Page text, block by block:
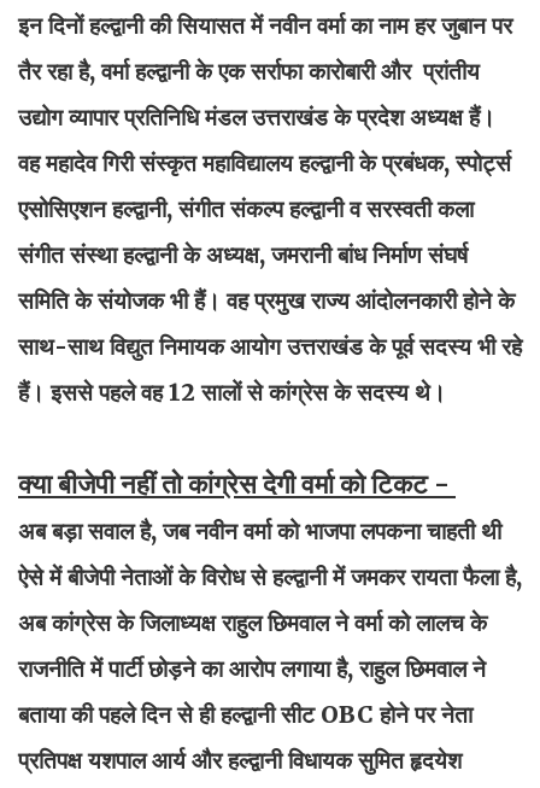
इन दिनों हल्द्वानी की सियासत में नवीन वर्मा का नाम हर जुबान पर
तैर रहा है, वर्मा हल्द्वानी के एक सर्राफा कारोबारी और प्रांतीय
उद्योग व्यापार प्रतिनिधि मंडल उत्तराखंड के प्रदेश अध्यक्ष हैं।
वह महादेव गिरी संस्कृत महाविद्यालय हल्द्वानी के प्रबंधक, स्पोर्ट्स
एसोसिएशन हल्द्वानी, संगीत संकल्प हल्द्वानी व सरस्वती कला
संगीत संस्था हल्द्वानी के अध्यक्ष, जमरानी बांध निर्माण संघर्ष
समिति के संयोजक भी हैं। वह प्रमुख राज्य आंदोलनकारी होने के
साथ-साथ विद्युत निमायक आयोग उत्तराखंड के पूर्व सदस्य भी रहे
हैं। इससे पहले वह 12 सालों से कांग्रेस के सदस्य थे।
क्या बीजेपी नहीं तो कांग्रेस देगी वर्मा को टिकट -
अब बड़ा सवाल है, जब नवीन वर्मा को भाजपा लपकना चाहती थी
ऐसे में बीजेपी नेताओं के विरोध से हल्द्वानी में जमकर रायता फैला है,
अब कांग्रेस के जिलाध्यक्ष राहुल छिमवाल ने वर्मा को लालच के
राजनीति में पार्टी छोड़ने का आरोप लगाया है, राहुल छिमवाल ने
बताया की पहले दिन से ही हल्द्वानी सीट OBC होने पर नेता
प्रतिपक्ष यशपाल आर्य और हल्द्वानी विधायक सुमित हृदयेश